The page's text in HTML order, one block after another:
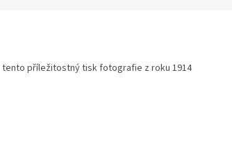
tento příležitostný tisk fotografie z roku 1914